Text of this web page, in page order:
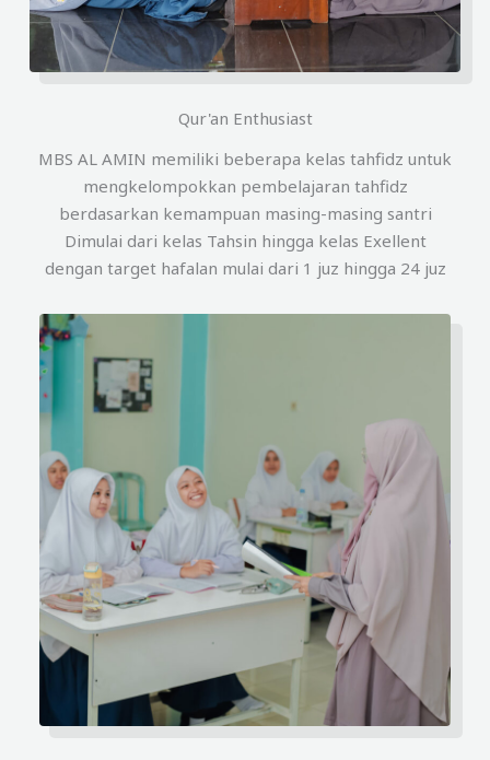
Qur'an Enthusiast
MBS AL AMIN memiliki beberapa kelas tahfidz untuk
mengkelompokkan pembelajaran tahfidz
berdasarkan kemampuan masing-masing santri
Dimulai dari kelas Tahsin hingga kelas Exellent
dengan target hafalan mulai dari 1 juz hingga 24 juz